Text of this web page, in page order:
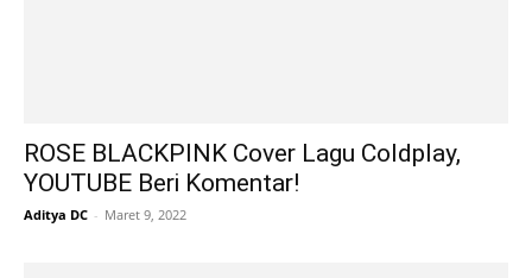
ROSE BLACKPINK Cover Lagu Coldplay,
YOUTUBE Beri Komentar!
Aditya DC - Maret 9, 2022